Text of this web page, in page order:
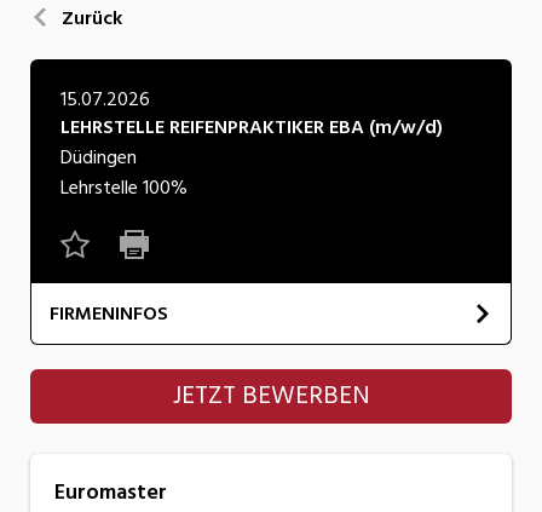
Kultur
Natur
Verkehr/Logistik
Wirtschaft/Verwaltung
Zurück
15.07.2026
LEHRSTELLE REIFENPRAKTIKER EBA (m/w/d)
Düdingen
Lehrstelle100%
FIRMENINFOS
Euromaster
JETZT BEWERBEN
Euromaster